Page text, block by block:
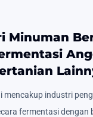
Minuman
mencakup industri
fermentasi dengan